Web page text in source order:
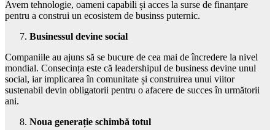
Avem tehnologie, oameni capabili și acces la surse de finanțare
pentru a construi un ecosistem de businss puternic.
Businessul devine social
Companiile au ajuns să se bucure de cea mai de încredere la nivel
mondial. Consecința este că leadershipul de business devine unul
social, iar implicarea în comunitate și construirea unui viitor
sustenabil devin obligatorii pentru o afacere de succes în următorii
ani.
Noua generație schimbă totul